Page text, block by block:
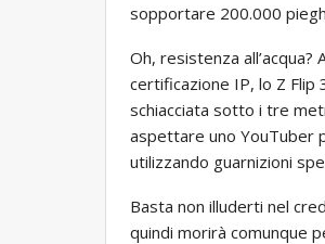
sopportare 200.000
Oh, resistenza
certificazione IP, lo Z Flip
schiacciata sotto i tre
aspettare uno YouTuber
utilizzando guarnizioni
Basta non illuderti nel
quindi morirà comunque